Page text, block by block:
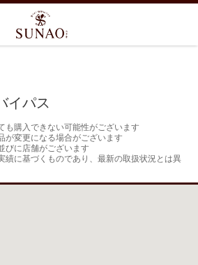
イパス
も購入できない可能性がございます
が変更になる場合がございます
びに店舗がございます
績に基づくものであり、最新の取扱状況とは異